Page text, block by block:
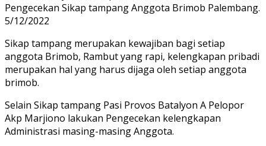
Pengecekan Sikap tampang Anggota Brimob Palembang.
5/12/2022
Sikap tampang merupakan kewajiban bagi setiap
anggota Brimob, Rambut yang rapi, kelengkapan pribadi
merupakan hal yang harus dijaga oleh setiap anggota
brimob.
Selain Sikap tampang Pasi Provos Batalyon A Pelopor
Akp Marjiono lakukan Pengecekan kelengkapan
Administrasi masing-masing Anggota.